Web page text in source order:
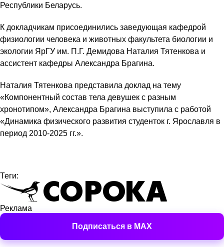
Республики Беларусь.
К докладчикам присоединились заведующая кафедрой
физиологии человека и животных факультета биологии и
экологии ЯрГУ им. П.Г. Демидова Наталия Тятенкова и
ассистент кафедры Александра Брагина.
Наталия Тятенкова представила доклад на тему
«Компонентный состав тела девушек с разным
хронотипом», Александра Брагина выступила с работой
«Динамика физического развития студенток г. Ярославля в
период 2010-2025 гг.».
Теги:
Реклама
Подписаться в MAX